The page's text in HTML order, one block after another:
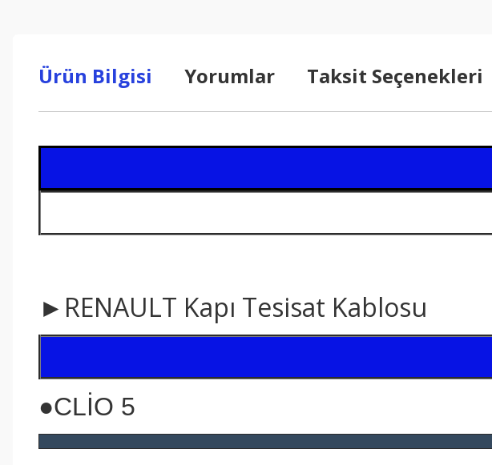
Ürün Bilgisi Yorumlar Taksit Seçenekleri
►RENAULT Kapı Tesisat Kablosu
●CLİO 5